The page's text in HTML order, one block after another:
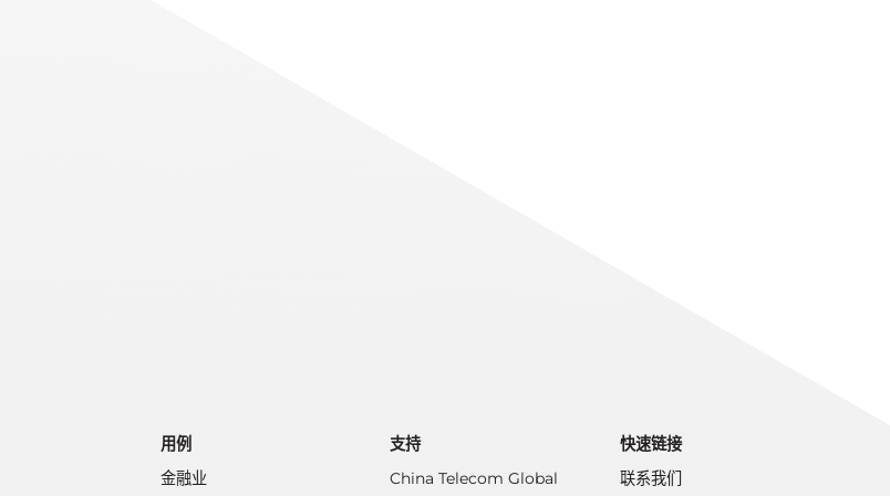
用例
金融业
支持
China Telecom Global
快速链接
联系我们